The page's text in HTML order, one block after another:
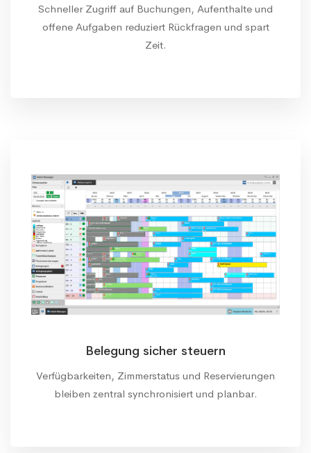
Schneller Zugriff auf Buchungen, Aufenthalte und
offene Aufgaben reduziert Rückfragen und spart
Zeit.
Belegung sicher steuern
Verfügbarkeiten, Zimmerstatus und Reservierungen
bleiben zentral synchronisiert und planbar.